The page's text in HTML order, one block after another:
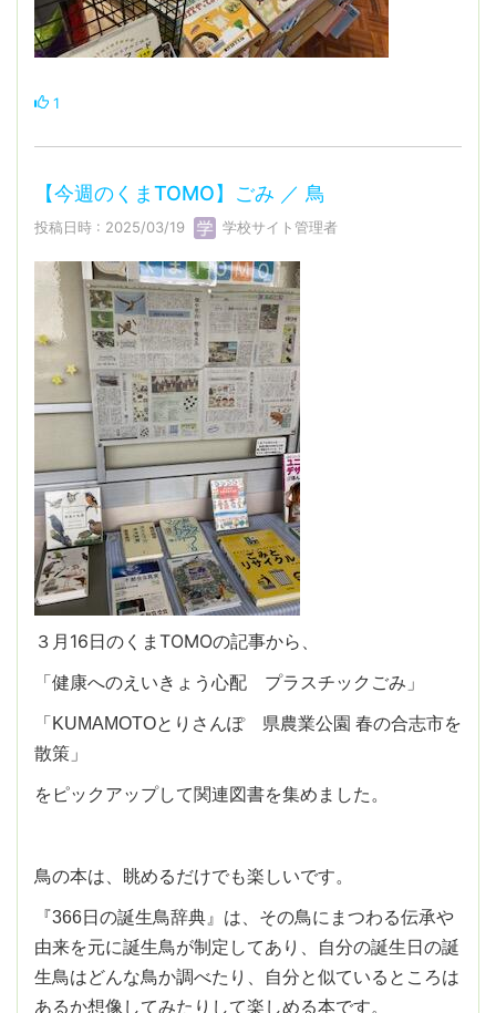
1
【今週のくまTOMO】ごみ ／ 鳥
投稿日時 : 2025/03/19 学校サイト管理者
３月16日のくまTOMOの記事から、
「健康へのえいきょう心配 プラスチックごみ」
「KUMAMOTOとりさんぽ 県農業公園 春の合志市を
散策」
をピックアップして関連図書を集めました。
鳥の本は、眺めるだけでも楽しいです。
『366日の誕生鳥辞典』は、その鳥にまつわる伝承や
由来を元に誕生鳥が制定してあり、自分の誕生日の誕
生鳥はどんな鳥か調べたり、自分と似ているところは
あるか想像してみたりして楽しめる本です。